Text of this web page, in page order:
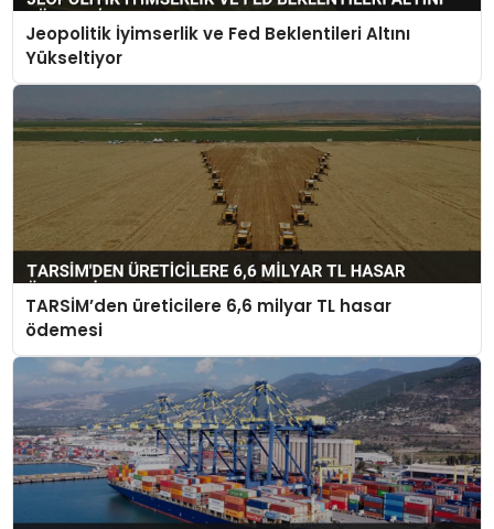
Jeopolitik İyimserlik ve Fed Beklentileri Altını
Yükseltiyor
TARSİM’den üreticilere 6,6 milyar TL hasar
ödemesi